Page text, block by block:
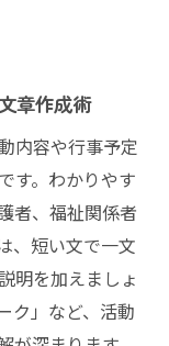
章作成術
内容や行事予定
す。わかりやす
者、福祉関係者
、短い文で一文
明を加えましょ
ク」など、活動